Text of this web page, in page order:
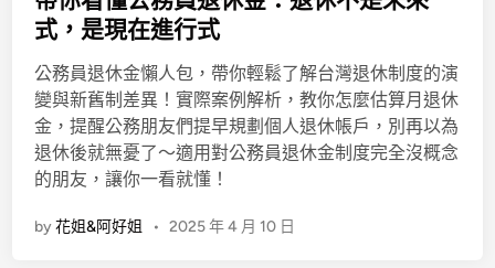
e
i
n
式，是現在進行式
公務員退休金懶人包，帶你輕鬆了解台灣退休制度的演
變與新舊制差異！實際案例解析，教你怎麼估算月退休
金，提醒公務朋友們提早規劃個人退休帳戶，別再以為
退休後就無憂了～適用對公務員退休金制度完全沒概念
的朋友，讓你一看就懂！
by花姐&阿好姐 • 2025 年 4 月 10 日